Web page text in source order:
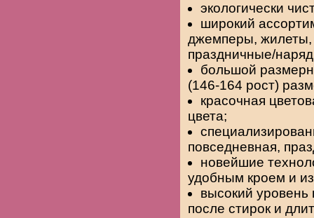
экологически
широкий
джемперы,
праздничные/
большой
(146-164 рост)
красочная
цвета;
повседневная,
новейшие
удобным кроем и
высокий
после стирок и